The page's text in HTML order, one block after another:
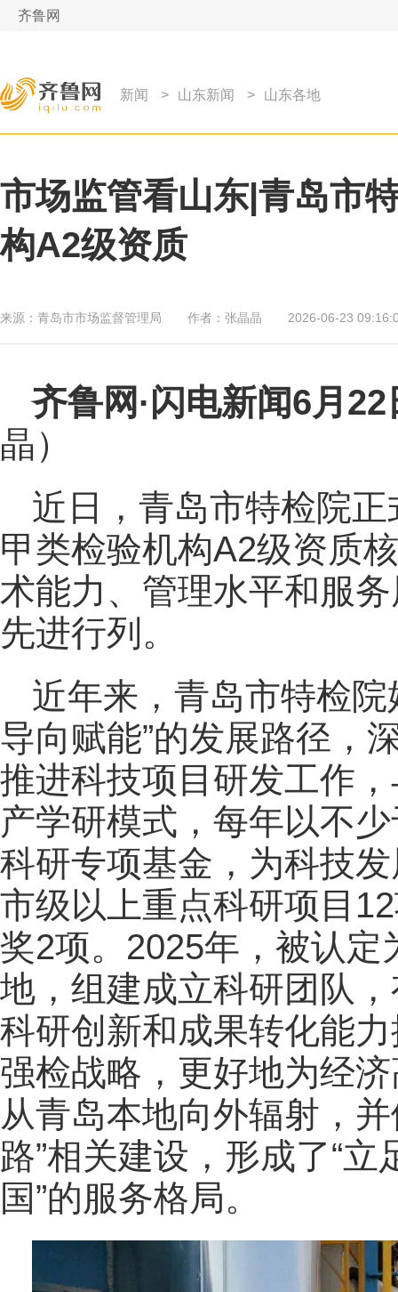
齐鲁网
新闻 > 山东新闻 > 山东各地
市场监管看山东|青岛市
构A2级资质
来源： 青岛市市场监督管理局 作者： 张晶晶 2026-06-23
齐鲁网 ·闪电新闻6月22
晶）
近日，青岛市特检院
甲类检验机构A2级资质
术能力、管理水平和服
先进行列。
近年来，青岛市特检
导向赋能”的发展路径，
推进科技项目研发工作
产学研模式，每年以不
科研专项基金，为科技
市级以上重点科研项目
奖2项。2025年，被认
地，组建成立科研团队
科研创新和成果转化能
强检战略，更好地为经
从青岛本地向外辐射，
路”相关建设，形成了“
国”的服务格局。